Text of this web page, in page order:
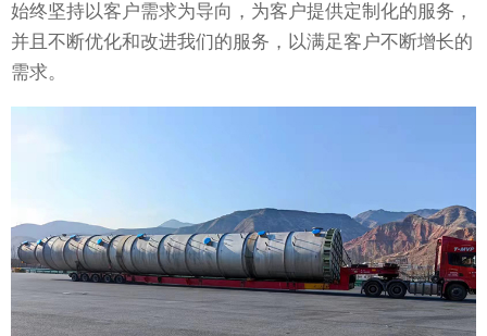
始终坚持以客户需求为导向，为客户提供定制化的服务，
并且不断优化和改进我们的服务，以满足客户不断增长的
需求。